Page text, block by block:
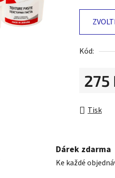
0,0
5
hvězdiček.
Kód:
275
Tisk
Dárek zdarma
Ke každé